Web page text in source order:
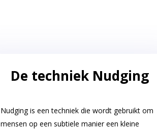
De techniek Nudging
Nudging is een techniek die wordt gebruikt om
mensen op een subtiele manier een kleine